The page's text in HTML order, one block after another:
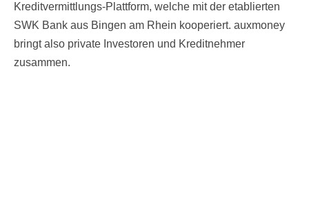
Kreditvermittlungs-Plattform, welche mit der etablierten
SWK Bank aus Bingen am Rhein kooperiert. auxmoney
bringt also private Investoren und Kreditnehmer
zusammen.